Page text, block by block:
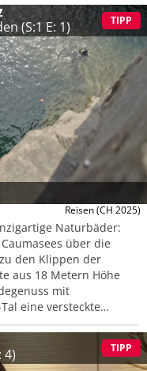
(S:1 E: 1) TIPP
Reisen(CH 2025)
Naturbäder:
über die
den Klippen der
aus 18 Metern Höhe
mit
eine versteckte
sprudelt.
4) TIPP